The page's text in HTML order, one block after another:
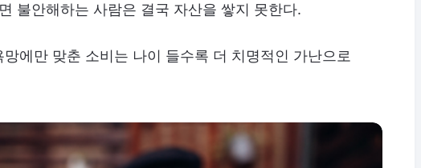
불안해하는 사람은 결국 자산을 쌓지 못한다.
에만 맞춘 소비는 나이 들수록 더 치명적인 가난으로